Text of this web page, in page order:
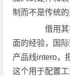
制而不是传统的
借用其在
面的经验，国
产品线intero，
这个用于配置